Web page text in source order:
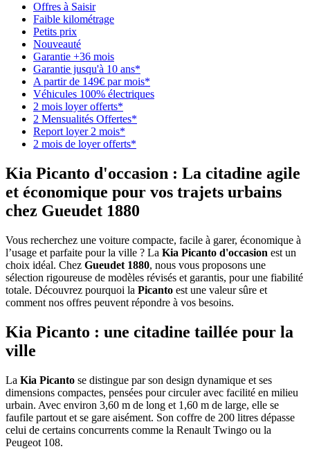
Offres à Saisir
Faible kilométrage
Petits prix
Nouveauté
Garantie +36 mois
Garantie jusqu'à 10 ans*
A partir de 149€ par mois*
Véhicules 100% électriques
2 mois loyer offerts*
2 Mensualités Offertes*
Report loyer 2 mois*
2 mois de loyer offerts*
Kia Picanto d'occasion : La citadine agile
et économique pour vos trajets urbains
chez Gueudet 1880
Vous recherchez une voiture compacte, facile à garer, économique à
l’usage et parfaite pour la ville ? La Kia Picanto d'occasion est un
choix idéal. Chez Gueudet 1880, nous vous proposons une
sélection rigoureuse de modèles révisés et garantis, pour une fiabilité
totale. Découvrez pourquoi la Picanto est une valeur sûre et
comment nos offres peuvent répondre à vos besoins.
Kia Picanto : une citadine taillée pour la
ville
La Kia Picanto se distingue par son design dynamique et ses
dimensions compactes, pensées pour circuler avec facilité en milieu
urbain. Avec environ 3,60 m de long et 1,60 m de large, elle se
faufile partout et se gare aisément. Son coffre de 200 litres dépasse
celui de certains concurrents comme la Renault Twingo ou la
Peugeot 108.